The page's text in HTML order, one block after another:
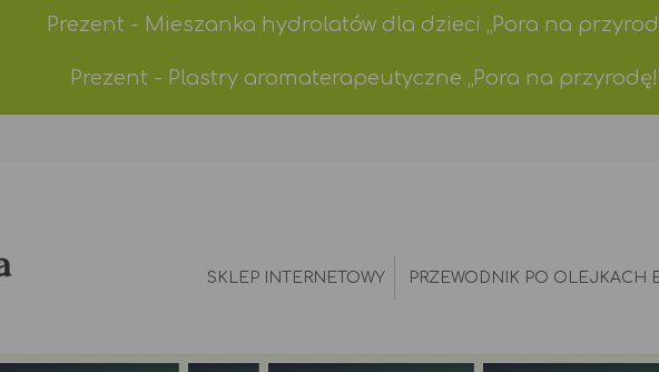
Prezent - Mieszanka hydrolatów dla dzieci „Pora na
Prezent - Plastry aromaterapeutyczne „Pora na
SKLEP INTERNETOWY PRZEWODNIK PO OLEJKACH